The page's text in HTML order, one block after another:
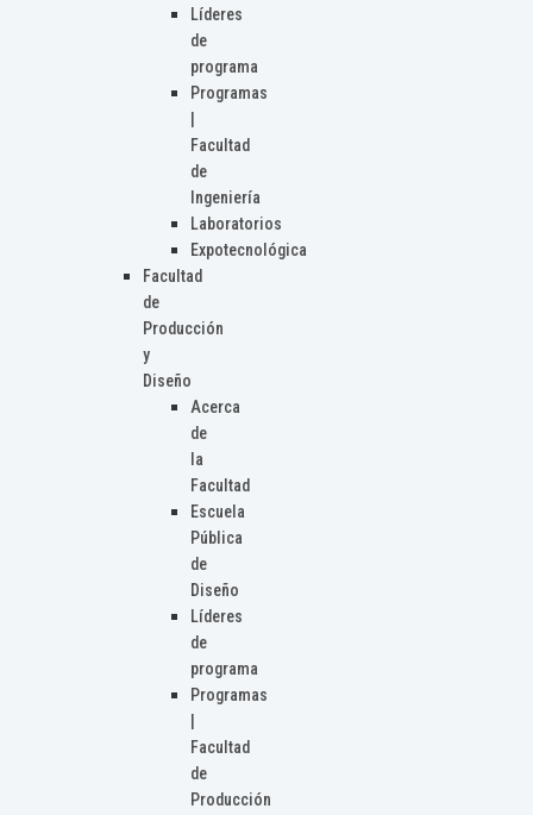
Líderes
de
programa
Programas
Facultad
de
Ingeniería
Laboratorios
Expotecnológica
Facultad
de
Producción
y
Diseño
Acerca
de
la
Facultad
Escuela
Pública
de
Diseño
Líderes
de
programa
Programas
Facultad
de
Producción